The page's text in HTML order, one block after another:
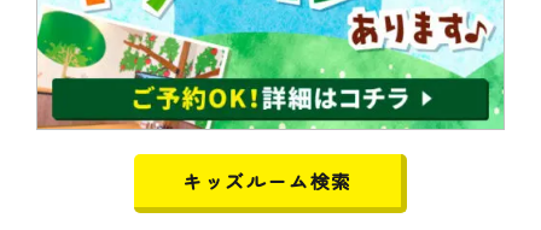
キッズルーム検索